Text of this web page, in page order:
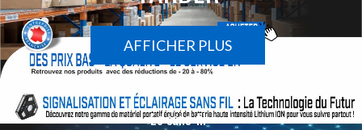
AFFICHER PLUS
Le sans-fil